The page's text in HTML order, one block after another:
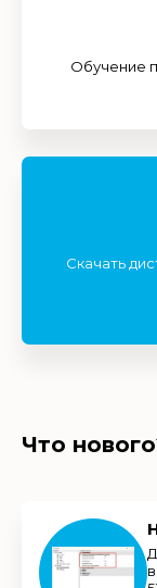
Обучение
Скачать
Что